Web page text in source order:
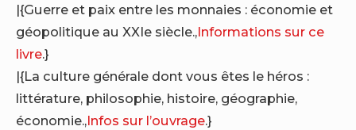
|{Guerre et paix entre les monnaies : économie et
géopolitique au XXIe siècle.,Informations sur ce
livre.}
|{La culture générale dont vous êtes le héros :
littérature, philosophie, histoire, géographie,
économie.,Infos sur l’ouvrage.}